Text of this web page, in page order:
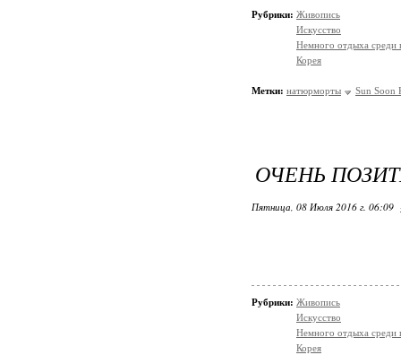
Рубрики: Живопись
Искусство
Немного отдыха среди
Корея
Метки: натюрморты Sun Soon
ОЧЕНЬ
Пятница, 08 Июля 2016 г. 06:09
Рубрики: Живопись
Искусство
Немного отдыха среди
Корея